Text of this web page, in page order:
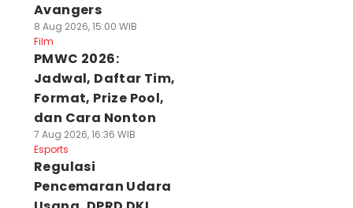
Avangers
8 Aug 2026, 15:00 WIB
Film
PMWC 2026:
Jadwal, Daftar Tim,
Format, Prize Pool,
dan Cara Nonton
7 Aug 2026, 16:36 WIB
Esports
Regulasi
Pencemaran Udara